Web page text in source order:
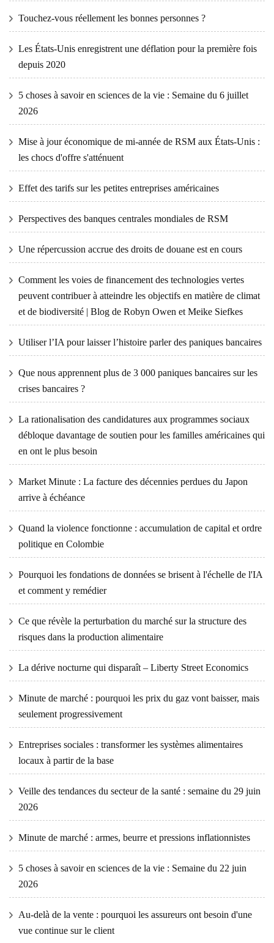
Touchez-vous réellement les bonnes personnes ?
Les États-Unis enregistrent une déflation pour la première fois
depuis 2020
5 choses à savoir en sciences de la vie : Semaine du 6 juillet
2026
Mise à jour économique de mi-année de RSM aux États-Unis :
les chocs d'offre s'atténuent
Effet des tarifs sur les petites entreprises américaines
Perspectives des banques centrales mondiales de RSM
Une répercussion accrue des droits de douane est en cours
Comment les voies de financement des technologies vertes
peuvent contribuer à atteindre les objectifs en matière de climat
et de biodiversité | Blog de Robyn Owen et Meike Siefkes
Utiliser l’IA pour laisser l’histoire parler des paniques bancaires
Que nous apprennent plus de 3 000 paniques bancaires sur les
crises bancaires ?
La rationalisation des candidatures aux programmes sociaux
débloque davantage de soutien pour les familles américaines qui
en ont le plus besoin
Market Minute : La facture des décennies perdues du Japon
arrive à échéance
Quand la violence fonctionne : accumulation de capital et ordre
politique en Colombie
Pourquoi les fondations de données se brisent à l'échelle de l'IA
et comment y remédier
Ce que révèle la perturbation du marché sur la structure des
risques dans la production alimentaire
La dérive nocturne qui disparaît – Liberty Street Economics
Minute de marché : pourquoi les prix du gaz vont baisser, mais
seulement progressivement
Entreprises sociales : transformer les systèmes alimentaires
locaux à partir de la base
Veille des tendances du secteur de la santé : semaine du 29 juin
2026
Minute de marché : armes, beurre et pressions inflationnistes
5 choses à savoir en sciences de la vie : Semaine du 22 juin
2026
Au-delà de la vente : pourquoi les assureurs ont besoin d'une
vue continue sur le client